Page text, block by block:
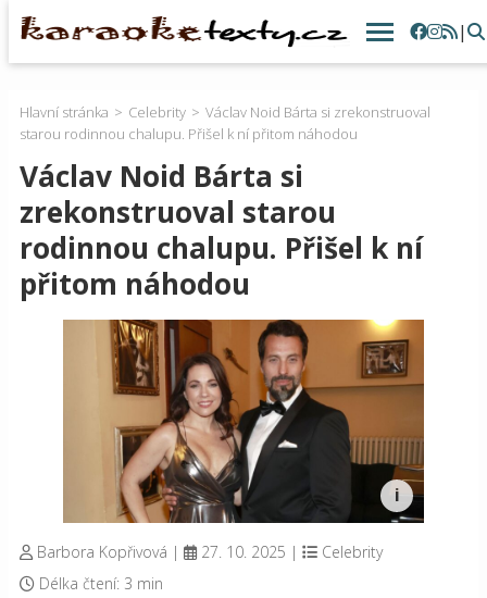
|
Hlavní stránka Celebrity
Václav Noid Bárta si zrekonstruoval
starou rodinnou chalupu. Přišel k ní přitom náhodou
Václav Noid Bárta si
zrekonstruoval starou
rodinnou chalupu. Přišel k ní
přitom náhodou
Barbora Kopřivová | 27. 10. 2025 |
Celebrity
Délka čtení: 3 min